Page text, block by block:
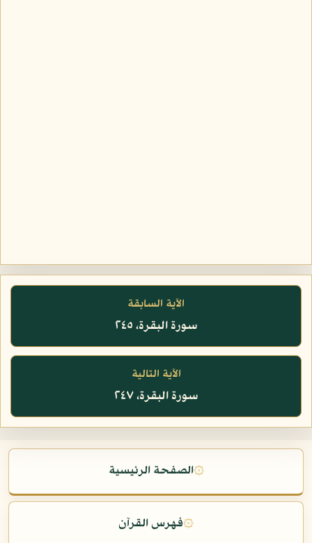
الآية السابقة
سورة البقرة، ٢٤٥
الآية التالية
سورة البقرة، ٢٤٧
۞الصفحة الرئيسية
۞فهرس القرآن